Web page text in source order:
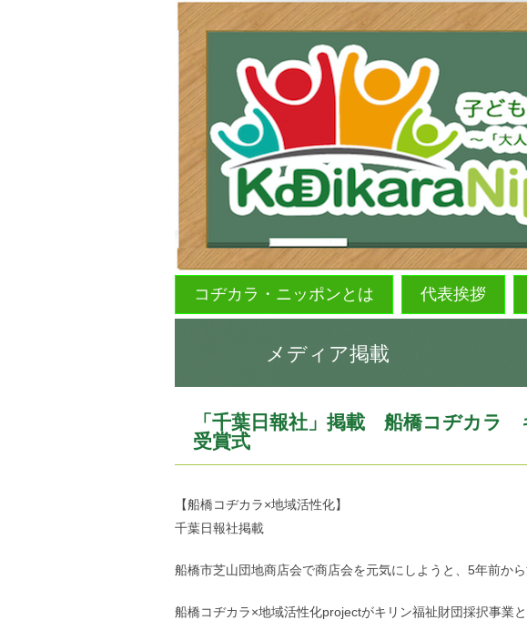
コヂカラ・ニッポンとは 代表挨拶
メディア掲載
「千葉日報社」掲載 船橋コヂカラ
受賞式
【船橋コヂカラ×地域活性化】
千葉日報社掲載
船橋市芝山団地商店会で商店会を元気にしようと、5年前から
船橋コヂカラ×地域活性化projectがキリン福祉財団採択事業と